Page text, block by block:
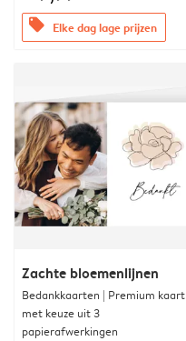
offers Elke dag lage prijzen
Zachte bloemenlijnen
Bedankkaarten | Premium kaart
met keuze uit 3
papierafwerkingen